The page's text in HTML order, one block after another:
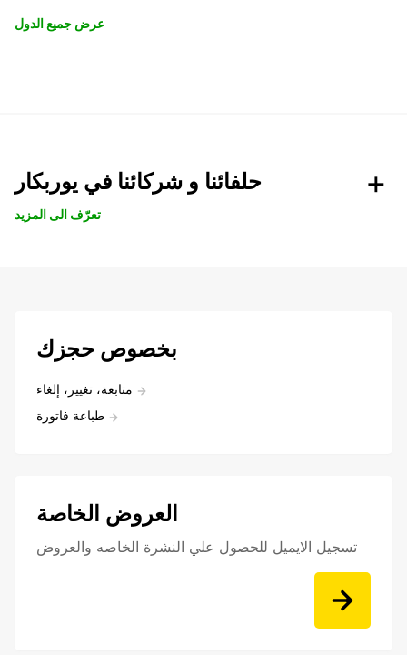
عرض جميع الدول
حلفائنا و شركائنا في يوربكار
تعرّف الى المزيد
بخصوص حجزك
متابعة، تغيير، إلغاء
طباعة فاتورة
العروض الخاصة
تسجيل الايميل للحصول علي النشرة الخاصه والعروض